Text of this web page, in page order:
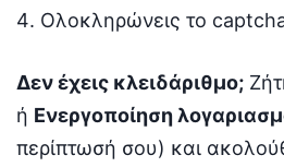
Ολοκληρώνεις το
Δεν έχεις κλειδάριθμο;
ή Ενεργοποίηση
περίπτωσή σου) και